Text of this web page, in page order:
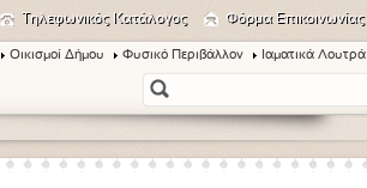
Τηλεφωνικός Κατάλογος Φόρμα Επικοινωνίας
Οικισμοί Δήμου Φυσικό Περιβάλλον Ιαματικά Λουτρά